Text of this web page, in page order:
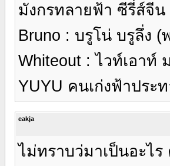
มังกรทลายฟ้า ซีรี่ส์จีน
Bruno : บรูโน่ บรูลึ่ง
Whiteout : ไวท์เอาท์
YUYU คนเก่งฟ้าประ
eakja
ไม่ทราบว่มาเป็นอะไ